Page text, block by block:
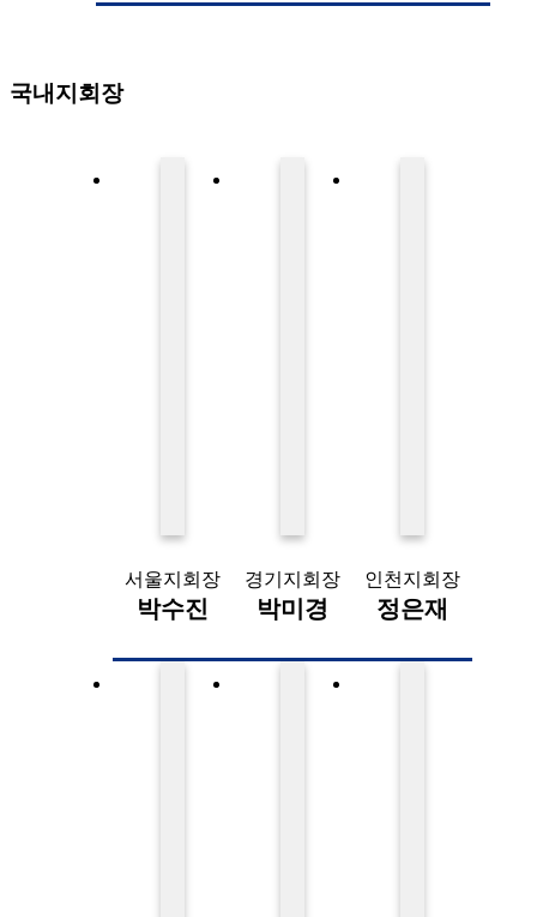
국내지회장
서울지회장
박수진
경기지회장
박미경
인천지회장
정은재